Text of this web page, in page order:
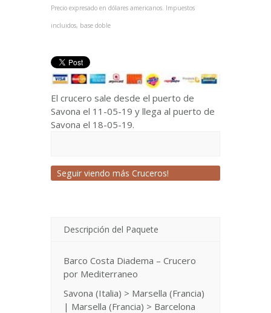
Precio expresado en dólares americanos. Impuestos
incluidos, base doble
El crucero sale desde el puerto de
Savona el 11-05-19 y llega al puerto de
Savona el 18-05-19.
Seguir viendo más Cruceros!
Descripción del Paquete
Barco Costa Diadema – Crucero
por Mediterraneo
Savona (Italia) > Marsella (Francia)
| Marsella (Francia) > Barcelona